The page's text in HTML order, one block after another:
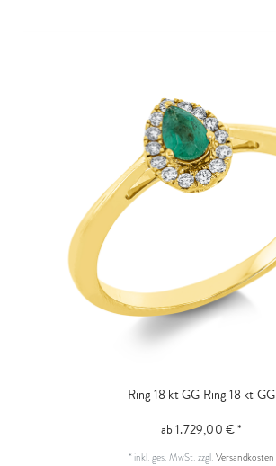
Ring 18 kt GG Ring 18 kt GG
ab 1.729,00 € *
* inkl. ges. MwSt.zzgl.Versandkosten